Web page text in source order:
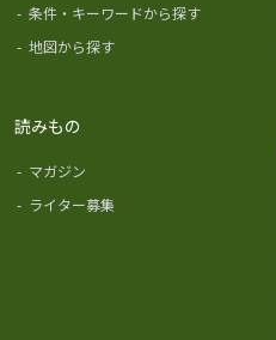
- 条件・キーワードから探す
- 地図から探す
読みもの
- マガジン
- ライター募集